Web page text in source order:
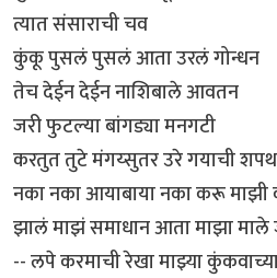
त्यात संसाराची चव
कुंकू पुसलं पुसलं आता उरलं गोन्धन
तेच देईन देईन नाशिबाले आवतन
जरी फुटल्या बांगड्या मनगटी
करतुत तुटे मंगय्सुतर उरे गयाची शपथ
नका नका आयाबाया नका करू माझी
झालं माझं समाधान आता माझा
-- लपे करमाची रेखा माझ्या